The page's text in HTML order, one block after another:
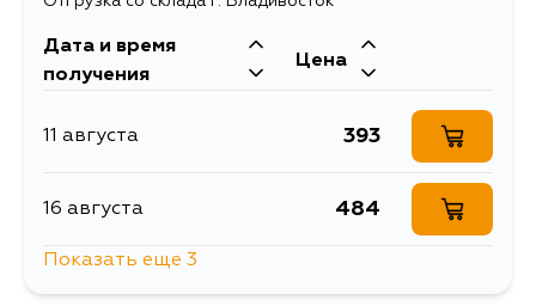
Дата и время
получения
Цена
11 августа 393
16 августа 484
Показать еще 3